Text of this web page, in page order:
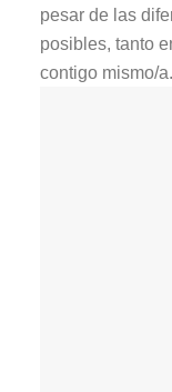
pesar de las
posibles, tanto
contigo mismo/a.